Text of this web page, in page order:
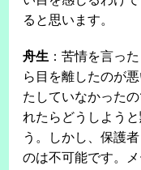
ると思います。
舟生 ：苦情を言っ
ら目を離したのが
たしていなかった
れたらどうしよう
う。しかし、保護
のは不可能です。